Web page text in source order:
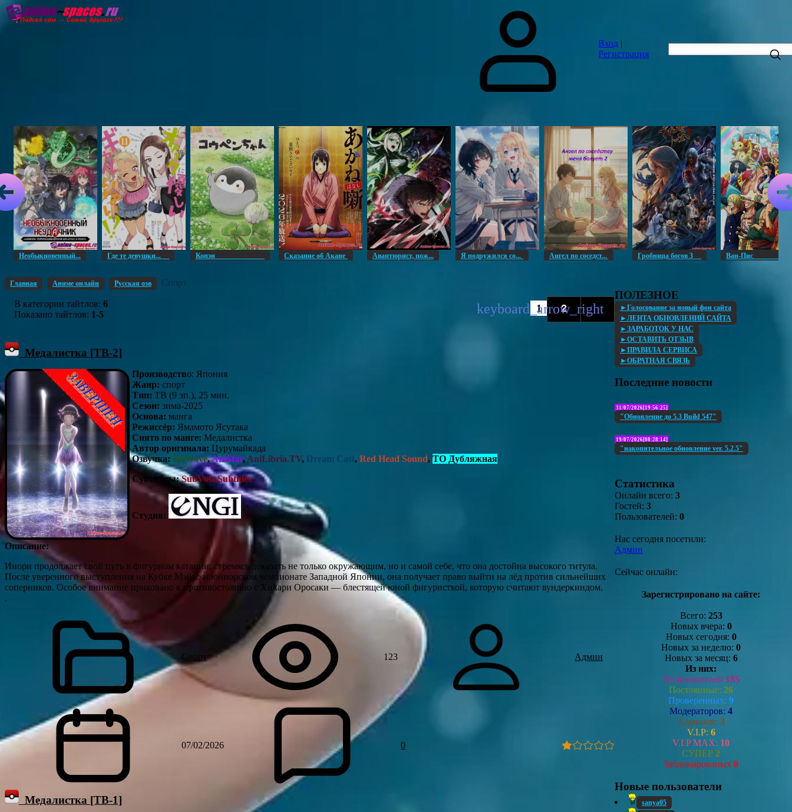
Вход |
Регистрация
Необыкновенный... Где те девушки... Копэн Сказание об Акане Авантюрист, пож... Я подружился со... Ангел по соседст... Гробница богов 3 Ван-
Главная Аниме онлайн Русская озв Спорт
В категории тайтлов: 6
Показано тайтлов: 1-5
1 2
Медалистка [ТВ-2]
Производство: Япония
Жанр: спорт
Тип: ТВ (9 эп.), 25 мин.
Сезон: зима-2025
Основа: манга
Режиссёр: Ямамото Ясутака
Снято по манге: Медалистка
Автор оригинала: Цурумайкада
Озвучка: OnWave,AniStar, AniLibria.TV, Dream Cast, Red Head Sound, ТО Дубляжная
Субтитры:SubVost.Subtitles
Студия:
Описание:
Инори продолжает свой путь в фигурном катании, стремясь доказать не только окружающим, но и самой себе, что она достойна высокого титула.
После уверенного выступления на Кубке Мэйко и юниорском чемпионате Западной Японии, она получает право выйти на лёд против сильнейших
соперников. Особое внимание приковано к противостоянию с Хикари Оросаки — блестящей юной фигуристкой, которую считают вундеркиндом.
.
Спорт 123 Админ
07/02/2026 0
Медалистка [ТВ-1]
ПОЛЕЗНОЕ
►Голосование за новый фон сайта
►ЛЕНТА ОБНОВЛЕНИЙ САЙТА
►ЗАРАБОТОК У НАС
►ОСТАВИТЬ ОТЗЫВ
►ПРАВИЛА СЕРВИСА
►ОБРАТНАЯ СВЯЗЬ
Последние новости
31/07/2026[19:56:25]
"Обновление до 5.3 Build 547"
19/07/2026[08:28:14]
"накопительное обновление ver. 5.2.5"
Статистика
Онлайн всего: 3
Гостей: 3
Пользователей: 0
Нас сегодня посетили:
Админ
Сейчас онлайн:
Зарегистрировано на сайте:
Всего: 253
Новых вчера: 0
Новых сегодня: 0
Новых за неделю: 0
Новых за месяц: 6
Из них:
Пользователей 185
Постоянные: 26
Проверенных: 9
Модераторов: 4
Админов: 3
V.I.P: 6
V.I.P MAX: 10
СУПЕР 2
Заблокированых 0
Новые пользователи
sanya05